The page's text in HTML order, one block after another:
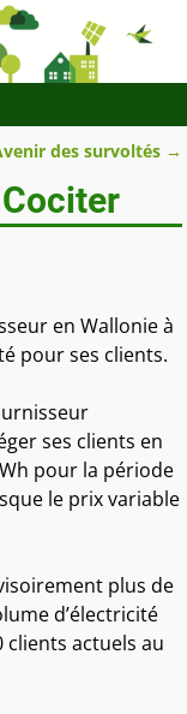
des survoltés →
en Wallonie à
pour ses clients.
ses clients en
pour la période
le prix variable
plus de
d’électricité
actuels au